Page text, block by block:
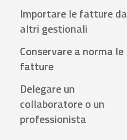
Importare le fatture da
altri gestionali
Conservare a norma le
fatture
Delegare un
collaboratore o un
professionista